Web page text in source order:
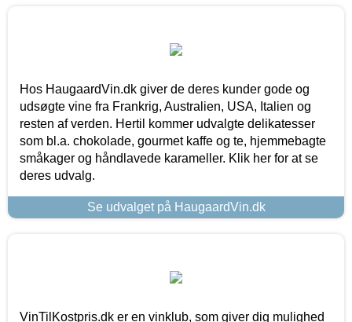
Hos HaugaardVin.dk giver de deres kunder gode og
udsøgte vine fra Frankrig, Australien, USA, Italien og
resten af verden. Hertil kommer udvalgte delikatesser
som bl.a. chokolade, gourmet kaffe og te, hjemmebagte
småkager og håndlavede karameller. Klik her for at se
deres udvalg.
Se udvalget på HaugaardVin.dk
VinTilKostpris.dk er en vinklub, som giver dig mulighed